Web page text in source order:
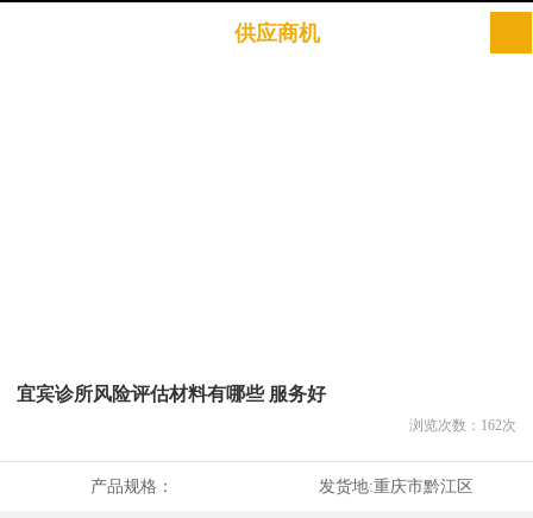
供应商机
宜宾诊所风险评估材料有哪些 服务好
浏览次数： 162次
产品规格： 发货地:重庆市黔江区